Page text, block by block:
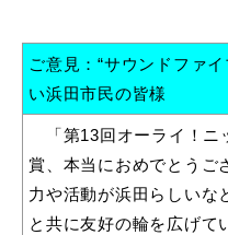
産業・ビジネス
教育・文化・ス
ご意見：“サウンドファ
い浜田市民の皆様
「第13回オーライ！ニ
賞、本当におめでとうご
力や活動が浜田らしいな
と共に友好の輪を広げて